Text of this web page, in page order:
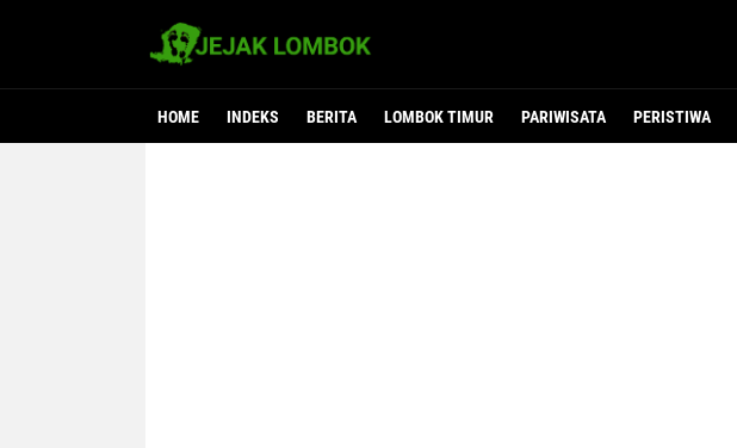
HOME INDEKS BERITA LOMBOK TIMUR PARIWISATA PERISTIWA